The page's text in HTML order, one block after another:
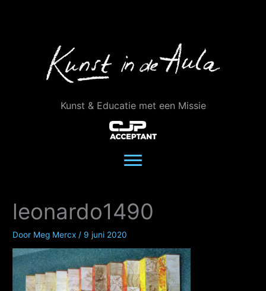
Kunst & Educatie met een Missie
leonardo1490
Door Meg Mercx / 9 juni 2020